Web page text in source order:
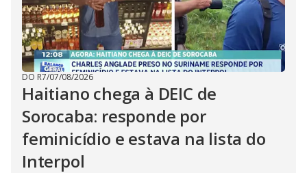
DO R7/07/08/2026
Haitiano chega à DEIC de
Sorocaba: responde por
feminicídio e estava na lista do
Interpol